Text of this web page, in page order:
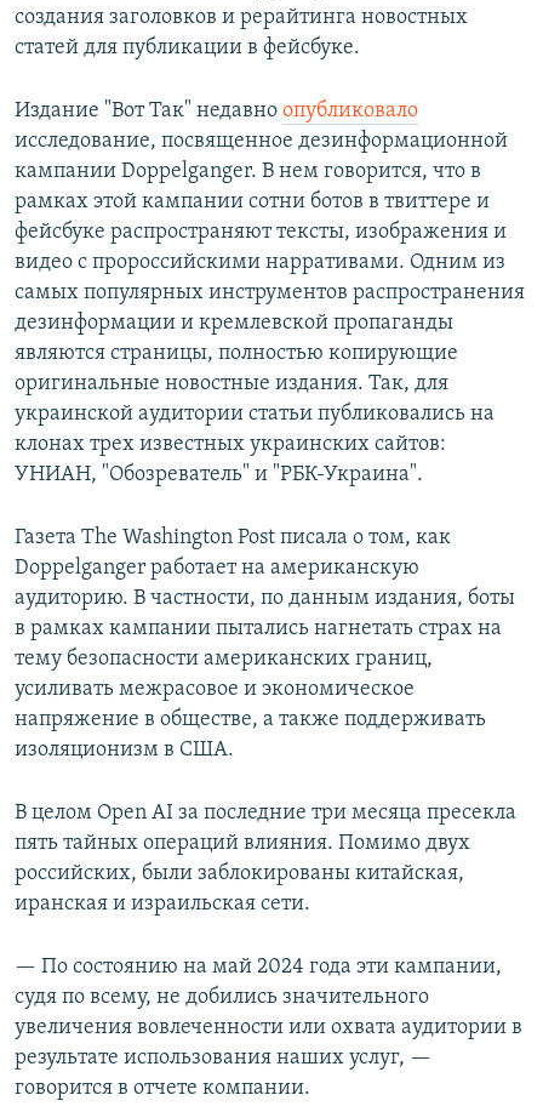
создания заголовков и рерайтинга новостных
статей для публикации в фейсбуке.
Издание "Вот Так" недавно опубликовало
исследование, посвященное дезинформационной
кампании Doppelganger. В нем говорится, что в
рамках этой кампании сотни ботов в твиттере и
фейсбуке распространяют тексты, изображения и
видео с пророссийскими нарративами. Одним из
самых популярных инструментов распространения
дезинформации и кремлевской пропаганды
являются страницы, полностью копирующие
оригинальные новостные издания. Так, для
украинской аудитории статьи публиковались на
клонах трех известных украинских сайтов:
УНИАН, "Обозреватель" и "РБК-Украина".
Газета The Washington Post писала о том, как
Doppelganger работает на американскую
аудиторию. В частности, по данным издания, боты
в рамках кампании пытались нагнетать страх на
тему безопасности американских границ,
усиливать межрасовое и экономическое
напряжение в обществе, а также поддерживать
изоляционизм в США.
В целом Open AI за последние три месяца пресекла
пять тайных операций влияния. Помимо двух
российских, были заблокированы китайская,
иранская и израильская сети.
— По состоянию на май 2024 года эти кампании,
судя по всему, не добились значительного
увеличения вовлеченности или охвата аудитории в
результате использования наших услуг, —
говорится в отчете компании.